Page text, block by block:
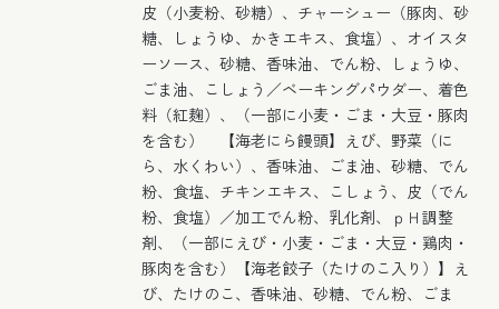
皮（小麦粉、砂糖）、チャーシュー（豚肉、砂
糖、しょうゆ、かきエキス、食塩）、オイスタ
ーソース、砂糖、香味油、でん粉、しょうゆ、
ごま油、こしょう／ベーキングパウダー、着色
料（紅麹）、（一部に小麦・ごま・大豆・豚肉
を含む） 【海老にら饅頭】えび、野菜（に
ら、水くわい）、香味油、ごま油、砂糖、でん
粉、食塩、チキンエキス、こしょう、皮（でん
粉、食塩）／加工でん粉、乳化剤、ｐＨ調整
剤、（一部にえび・小麦・ごま・大豆・鶏肉・
豚肉を含む）【海老餃子（たけのこ入り）】え
び、たけのこ、香味油、砂糖、でん粉、ごま